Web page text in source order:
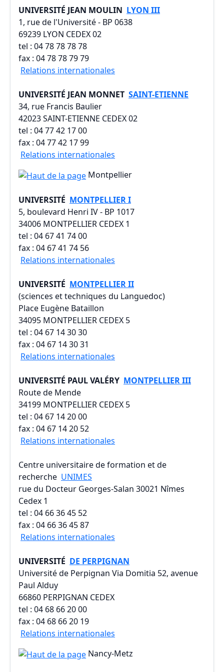
UNIVERSITÉ JEAN MOULIN LYON III
1, rue de l'Université - BP 0638
69239 LYON CEDEX 02
tel : 04 78 78 78 78
fax : 04 78 78 79 79
Relations internationales
UNIVERSITÉ JEAN MONNET SAINT-ETIENNE
34, rue Francis Baulier
42023 SAINT-ETIENNE CEDEX 02
tel : 04 77 42 17 00
fax : 04 77 42 17 99
Relations internationales
Montpellier
UNIVERSITÉ MONTPELLIER I
5, boulevard Henri IV - BP 1017
34006 MONTPELLIER CEDEX 1
tel : 04 67 41 74 00
fax : 04 67 41 74 56
Relations internationales
UNIVERSITÉ MONTPELLIER II
(sciences et techniques du Languedoc)
Place Eugène Bataillon
34095 MONTPELLIER CEDEX 5
tel : 04 67 14 30 30
fax : 04 67 14 30 31
Relations internationales
UNIVERSITÉ PAUL VALÉRY MONTPELLIER III
Route de Mende
34199 MONTPELLIER CEDEX 5
tel : 04 67 14 20 00
fax : 04 67 14 20 52
Relations internationales
Centre universitaire de formation et de
recherche UNIMES
rue du Docteur Georges-Salan 30021 Nîmes
Cedex 1
tel : 04 66 36 45 52
fax : 04 66 36 45 87
Relations internationales
UNIVERSITÉ DE PERPIGNAN
Université de Perpignan Via Domitia 52, avenue
Paul Alduy
66860 PERPIGNAN CEDEX
tel : 04 68 66 20 00
fax : 04 68 66 20 19
Relations internationales
Nancy-Metz